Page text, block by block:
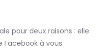
pour deux raisons : elle
Facebook à vous